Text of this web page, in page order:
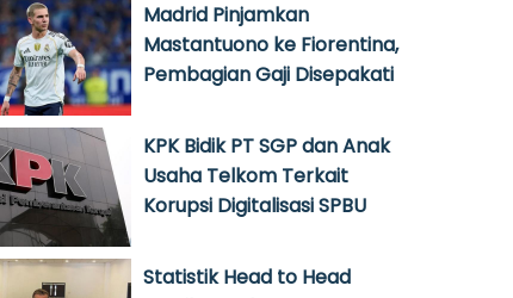
Madrid Pinjamkan
Mastantuono ke Fiorentina,
Pembagian Gaji Disepakati
KPK Bidik PT SGP dan Anak
Usaha Telkom Terkait
Korupsi Digitalisasi SPBU
Statistik Head to Head